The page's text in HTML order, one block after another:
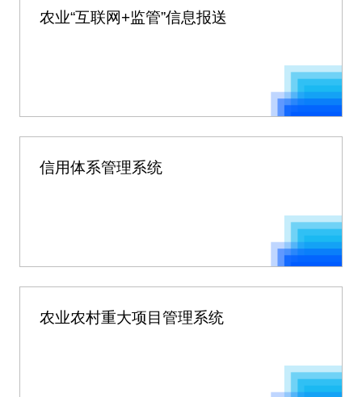
农业“互联网+监管”信息报送
信用体系管理系统
农业农村重大项目管理系统